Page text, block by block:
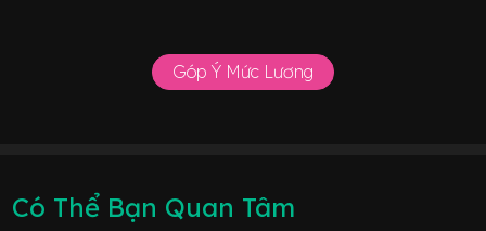
Góp Ý Mức Lương
Có Thể Bạn Quan Tâm